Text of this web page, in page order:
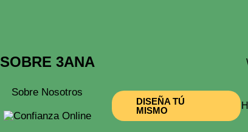
SOBRE 3ANA
Sobre Nosotros
DISEÑA TÚ
MISMO